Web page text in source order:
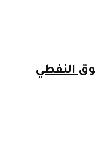
النفطي